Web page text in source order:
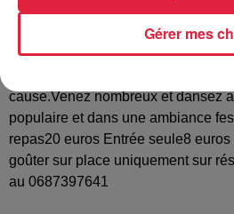
jeunes prodiges de 9
l'accordéon. Les membres du Club
Schweitzer seront heureux de
cause.Venez nombreux et dansez
populaire et dans une ambiance
repas20 euros Entrée seule8
goûter sur place uniquement sur
au 0687397641
Gérer mes